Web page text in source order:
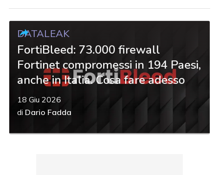
DATALEAK
FortiBleed: 73.000 firewall
Fortinet compromessi in 194 Paesi,
anche in Italia. Cosa fare adesso
18 Giu 2026
di Dario Fadda